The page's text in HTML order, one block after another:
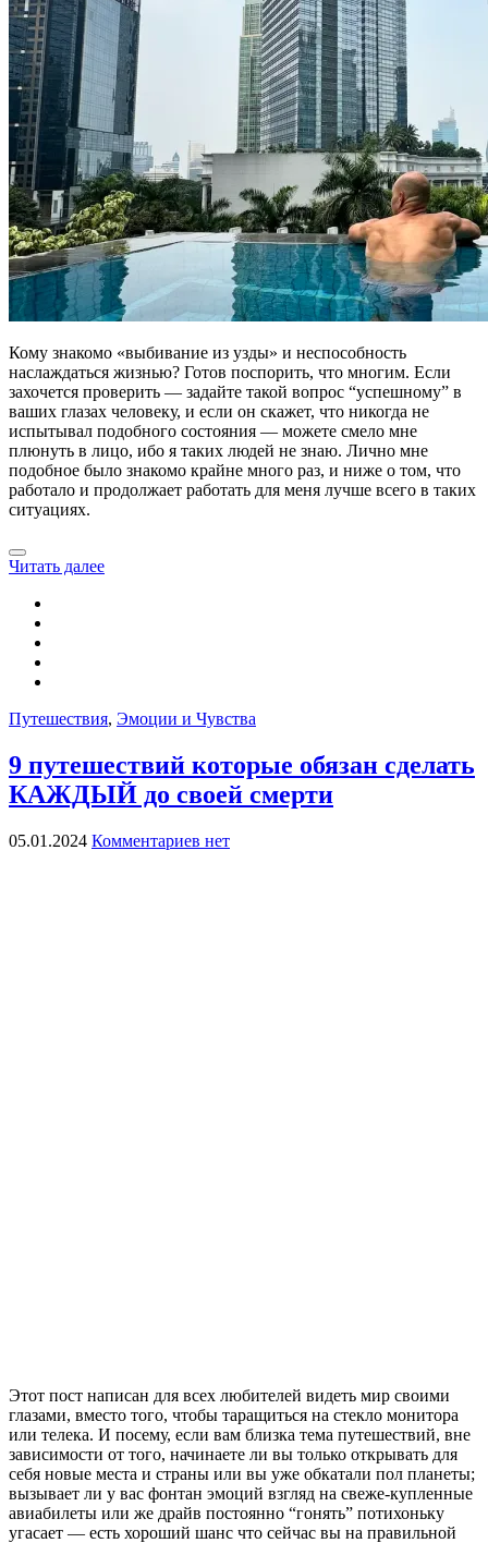
Кому знакомо «выбивание из узды» и неспособность
наслаждаться жизнью? Готов поспорить, что многим. Если
захочется проверить — задайте такой вопрос “успешному” в
ваших глазах человеку, и если он скажет, что никогда не
испытывал подобного состояния — можете смело мне
плюнуть в лицо, ибо я таких людей не знаю. Лично мне
подобное было знакомо крайне много раз, и ниже о том, что
работало и продолжает работать для меня лучше всего в таких
ситуациях.
Читать далее
Путешествия, Эмоции и Чувства
9 путешествий которые обязан сделать
КАЖДЫЙ до своей смерти
05.01.2024 Комментариев нет
Этот пост написан для всех любителей видеть мир своими
глазами, вместо того, чтобы таращиться на стекло монитора
или телека. И посему, если вам близка тема путешествий, вне
зависимости от того, начинаете ли вы только открывать для
себя новые места и страны или вы уже обкатали пол планеты;
вызывает ли у вас фонтан эмоций взгляд на свеже-купленные
авиабилеты или же драйв постоянно “гонять” потихоньку
угасает — есть хороший шанс что сейчас вы на правильной